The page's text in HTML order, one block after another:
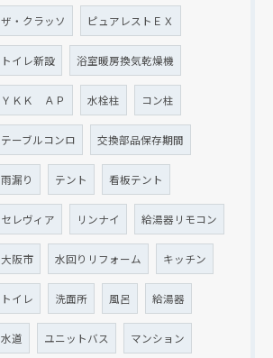
ザ・クラッソ ピュアレストＥＸ
トイレ新設 浴室暖房換気乾燥機
ＹＫＫ ＡＰ 水栓柱 コン柱
テーブルコンロ 交換部品保存期間
雨漏り テント 看板テント
セレヴィア リンナイ 給湯器リモコン
大阪市 水回りリフォーム キッチン
トイレ 洗面所 風呂 給湯器
水道 ユニットバス マンション